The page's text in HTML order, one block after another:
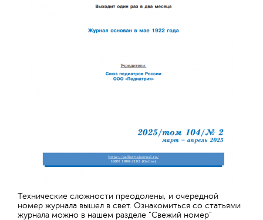
Технические сложности преодолены, и очередной
номер журнала вышел в свет. Ознакомиться со статьями
журнала можно в нашем разделе "Свежий номер"